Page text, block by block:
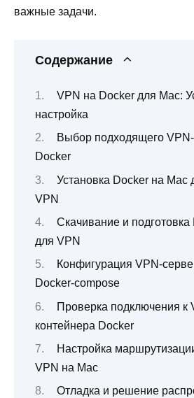
важные задачи.
Содержание
VPN на Docker для Mac:
настройка
Выбор подходящего
Docker
Установка Docker на Mac
VPN
Скачивание и подготовка
для VPN
Конфигурация VPN-
Docker-compose
Проверка подключения к
контейнера Docker
Настройка
VPN на Mac
Отладка и решение